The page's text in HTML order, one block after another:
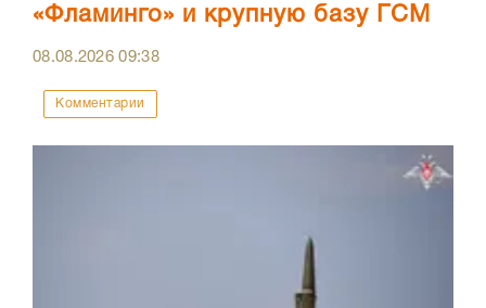
«Фламинго» и крупную базу ГСМ
08.08.202609:38
Комментарии